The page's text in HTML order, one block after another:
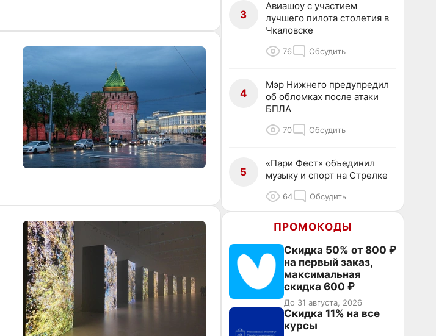
3
Авиашоу с участием
лучшего пилота столетия в
Чкаловске
76 Обсудить
4
Мэр Нижнего предупредил
об обломках после атаки
БПЛА
70 Обсудить
5
«Пари Фест» объединил
музыку и спорт на Стрелке
64 Обсудить
ПРОМОКОДЫ
Скидка 50% от 800 ₽
на первый заказ,
максимальная
скидка 600 ₽
До 31 августа, 2026
Скидка 11% на все
курсы